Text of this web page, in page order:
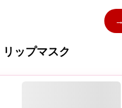
ップマスク